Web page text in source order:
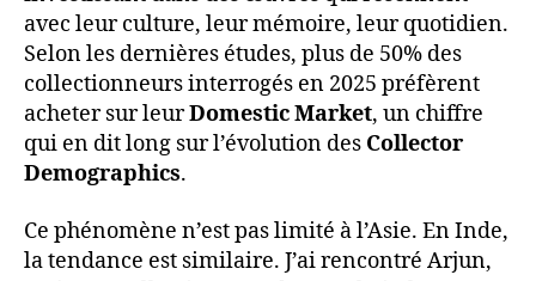
avec leur culture, leur mémoire, leur quotidien.
Selon les dernières études, plus de 50% des
collectionneurs interrogés en 2025 préfèrent
acheter sur leurDomestic Market, un chiffre
qui en dit long sur l’évolution des Collector
Demographics.
Ce phénomène n’est pas limité à l’Asie. En Inde,
la tendance est similaire. J’ai rencontré Arjun,